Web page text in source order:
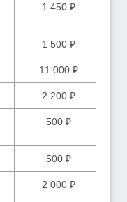
1 450 ₽
1 500 ₽
11 000 ₽
2 200 ₽
500 ₽
500 ₽
2 000 ₽